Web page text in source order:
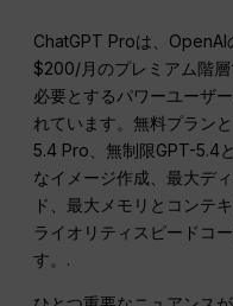
ChatGPT Proは、
$200/月のプレミアム階
必要とするパワーユーザ
れています。無料プラン
5.4 Pro、無制限GPT-5.4
なイメージ作成、最大デ
ド、最大メモリとコンテ
ライオリティスピードコ
す。.